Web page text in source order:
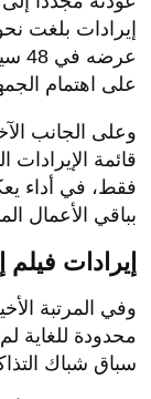
على اهتمام
وعلى الجانب
فقط، في أداء
بباقي الأعمال
إيرادات
وفي المرتبة
سباق شباك